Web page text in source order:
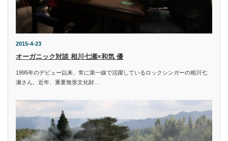
2015-4-23
オーガニック対談 相川七瀬×和気 優
1995年のデビュー以来、常に第一線で活躍しているロックシンガーの相川七
瀬さん。近年、重要無形文化財…